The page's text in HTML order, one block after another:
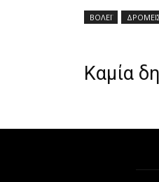
ΒΟΛΕΪ
Καμία